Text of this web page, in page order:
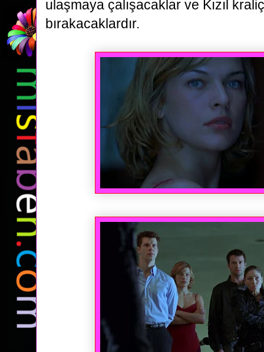
ulaşmaya çalışacaklar ve Kızıl
bırakacaklardır.